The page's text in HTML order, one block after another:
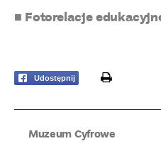
■ Fotorelacje
Udostępnij print
Muzeum Cyfrowe